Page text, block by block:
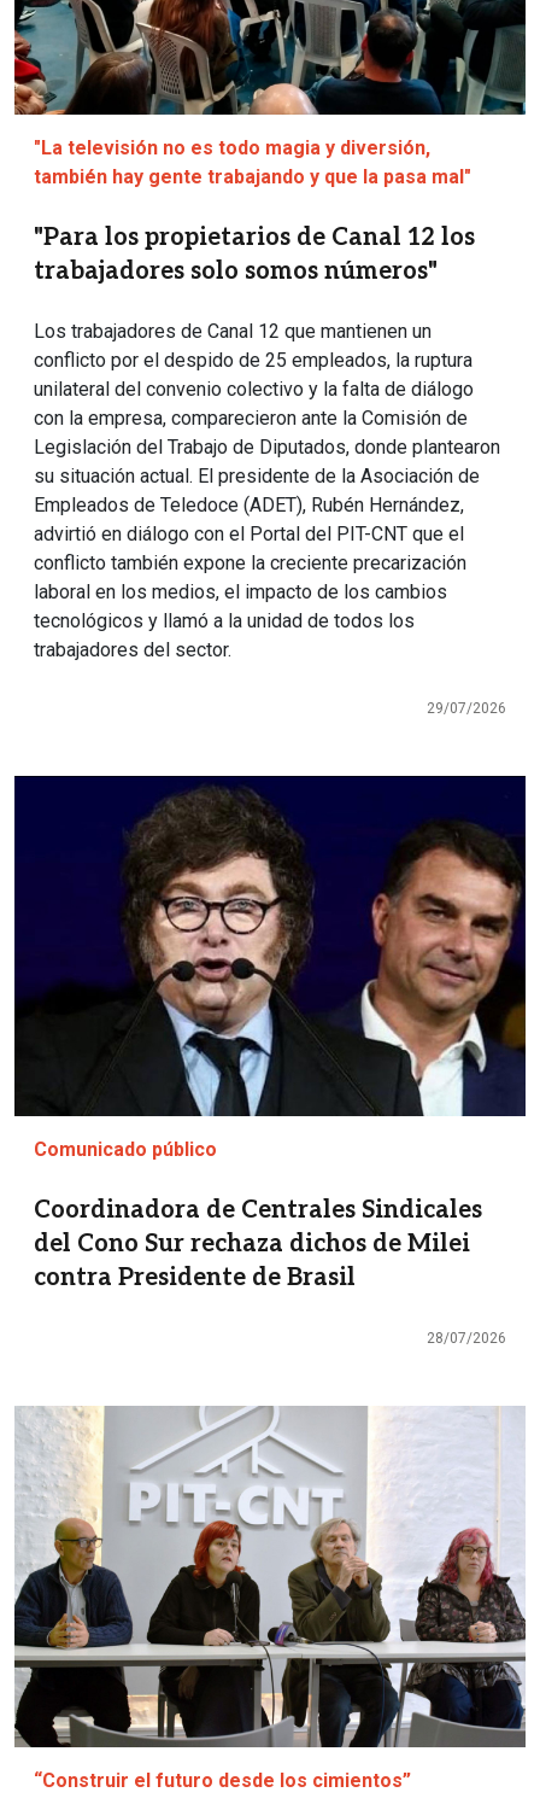
"La televisión no es todo magia y diversión,
también hay gente trabajando y que la pasa mal"
"Para los propietarios de Canal 12 los
trabajadores solo somos números"
Los trabajadores de Canal 12 que mantienen un
conflicto por el despido de 25 empleados, la ruptura
unilateral del convenio colectivo y la falta de diálogo
con la empresa, comparecieron ante la Comisión de
Legislación del Trabajo de Diputados, donde plantearon
su situación actual. El presidente de la Asociación de
Empleados de Teledoce (ADET), Rubén Hernández,
advirtió en diálogo con el Portal del PIT-CNT que el
conflicto también expone la creciente precarización
laboral en los medios, el impacto de los cambios
tecnológicos y llamó a la unidad de todos los
trabajadores del sector.
29/07/2026
Comunicado público
Coordinadora de Centrales Sindicales
del Cono Sur rechaza dichos de Milei
contra Presidente de Brasil
28/07/2026
Imagen
“Construir el futuro desde los cimientos”